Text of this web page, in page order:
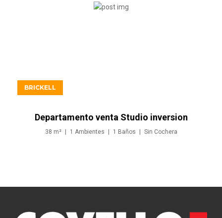
BRICKELL
Departamento venta Studio inversion
en Brickell Miami
38 m² 1 Ambientes 1 Baños Sin Cochera